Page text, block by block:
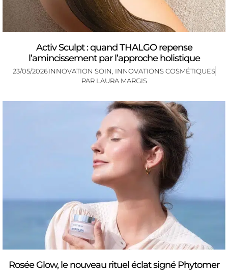
Activ Sculpt : quand THALGO repense
l’amincissement par l’approche holistique
23/05/2026INNOVATION SOIN INNOVATIONS COSMÉTIQUES
PAR LAURA MARGIS
Rosée Glow, le nouveau rituel éclat signé Phytomer